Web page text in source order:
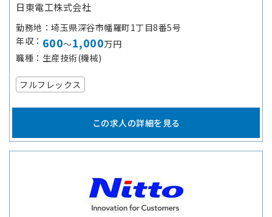
日東電工株式会社
勤務地
埼玉県深谷市幡羅町1丁目8番5号
年収
600～1,000万円
職種
生産技術(機械)
フルフレックス
この求人の詳細を見る